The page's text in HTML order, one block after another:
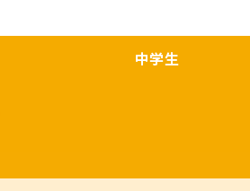
中学生